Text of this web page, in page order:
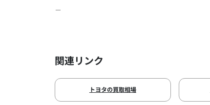
－
関連リンク
トヨタの買取相場